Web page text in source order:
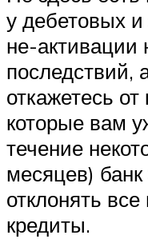
у дебетовых и
не-активации
последствий,
откажетесь
которые вам
течение
месяцев) банк
отклонять
кредиты.